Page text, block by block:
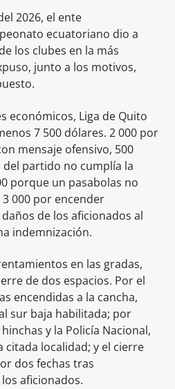
2026, el ente
ecuatoriano dio a
los clubes en la más
junto a los motivos,
económicos, Liga de Quito
7 500 dólares. 2 000 por
mensaje ofensivo, 500
partido no cumplía la
porque un pasabolas no
000 por encender
de los aficionados al
indemnización.
en las gradas,
de dos espacios. Por el
encendidas a la cancha,
sur baja habilitada; por
y la Policía Nacional,
citada localidad; y el cierre
dos fechas tras
aficionados.